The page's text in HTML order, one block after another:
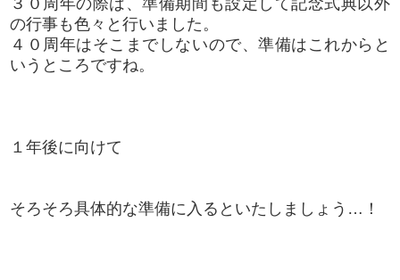
３０周年の際は、準備期間も設定して記念式典以外
の行事も色々と行いました。
４０周年はそこまでしないので、準備はこれからと
いうところですね。
１年後に向けて
そろそろ具体的な準備に入るといたしましょう…！